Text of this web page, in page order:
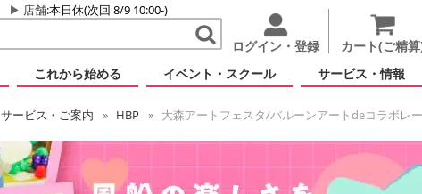
店舗:本日休(次回 8/9 10:00-)
ログイン・登録 カート(ご精
これから始める イベント・スクール サービス・情報
サービス・ご案内 HBP 大森アートフェスタ/バルーンアートdeコラボレ